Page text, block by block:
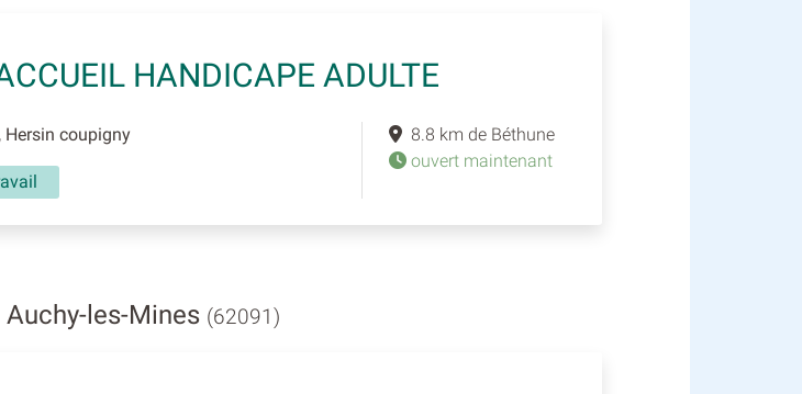
HANDICAPE ADULTE
Hersin coupigny
8.8 km de Béthune
ouvert maintenant
les-Mines (62091)